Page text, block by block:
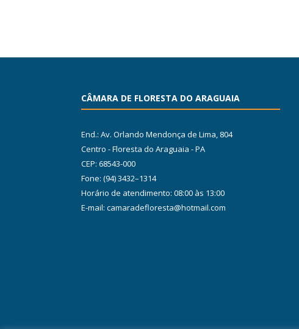
CÂMARA DE FLORESTA DO ARAGUAIA
End.: Av. Orlando Mendonça de Lima, 804
Centro - Floresta do Araguaia - PA
CEP: 68543-000
Fone: (94) 3432–1314
Horário de atendimento: 08:00 às 13:00
E-mail: camaradefloresta@hotmail.com